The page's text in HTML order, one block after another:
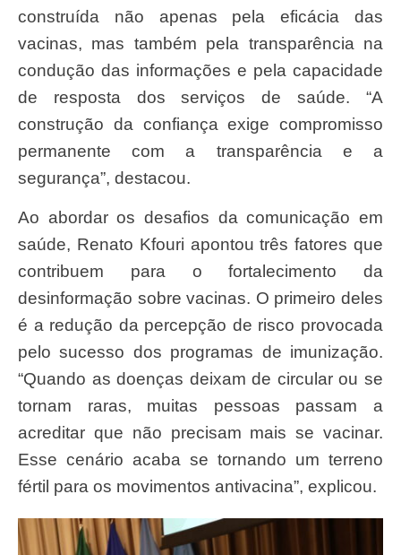
construída não apenas pela eficácia das
vacinas, mas também pela transparência na
condução das informações e pela capacidade
de resposta dos serviços de saúde. “A
construção da confiança exige compromisso
permanente com a transparência e a
segurança”, destacou.
Ao abordar os desafios da comunicação em
saúde, Renato Kfouri apontou três fatores que
contribuem para o fortalecimento da
desinformação sobre vacinas. O primeiro deles
é a redução da percepção de risco provocada
pelo sucesso dos programas de imunização.
“Quando as doenças deixam de circular ou se
tornam raras, muitas pessoas passam a
acreditar que não precisam mais se vacinar.
Esse cenário acaba se tornando um terreno
fértil para os movimentos antivacina”, explicou.